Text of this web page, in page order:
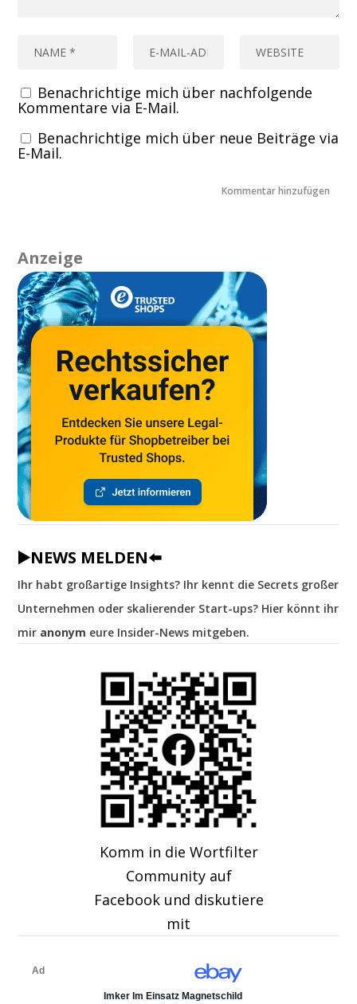
Benachrichtige mich über nachfolgende
Kommentare via E-Mail.
Benachrichtige mich über neue Beiträge via
E-Mail.
Anzeige
▶️NEWS MELDEN⬅️
Ihr habt großartige Insights? Ihr kennt die Secrets großer
Unternehmen oder skalierender Start-ups? Hier könnt ihr
mir anonym eure Insider-News mitgeben.
Komm in die Wortfilter
Community auf
Facebook und diskutiere
mit